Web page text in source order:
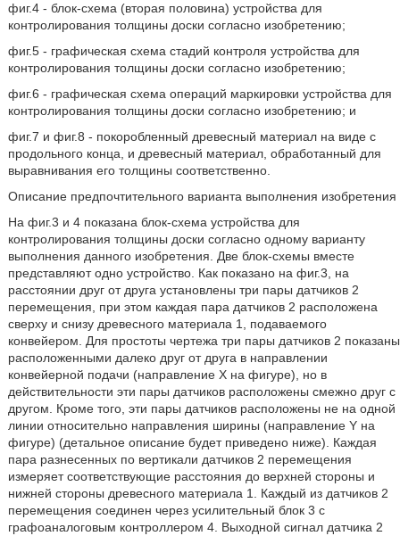
фиг.4 - блок-схема (вторая половина) устройства для
контролирования толщины доски согласно изобретению;
фиг.5 - графическая схема стадий контроля устройства для
контролирования толщины доски согласно изобретению;
фиг.6 - графическая схема операций маркировки устройства для
контролирования толщины доски согласно изобретению; и
фиг.7 и фиг.8 - покоробленный древесный материал на виде с
продольного конца, и древесный материал, обработанный для
выравнивания его толщины соответственно.
Описание предпочтительного варианта выполнения изобретения
На фиг.3 и 4 показана блок-схема устройства для
контролирования толщины доски согласно одному варианту
выполнения данного изобретения. Две блок-схемы вместе
представляют одно устройство. Как показано на фиг.3, на
расстоянии друг от друга установлены три пары датчиков 2
перемещения, при этом каждая пара датчиков 2 расположена
сверху и снизу древесного материала 1, подаваемого
конвейером. Для простоты чертежа три пары датчиков 2 показаны
расположенными далеко друг от друга в направлении
конвейерной подачи (направление Х на фигуре), но в
действительности эти пары датчиков расположены смежно друг с
другом. Кроме того, эти пары датчиков расположены не на одной
линии относительно направления ширины (направление Y на
фигуре) (детальное описание будет приведено ниже). Каждая
пара разнесенных по вертикали датчиков 2 перемещения
измеряет соответствующие расстояния до верхней стороны и
нижней стороны древесного материала 1. Каждый из датчиков 2
перемещения соединен через усилительный блок 3 с
графоаналоговым контроллером 4. Выходной сигнал датчика 2